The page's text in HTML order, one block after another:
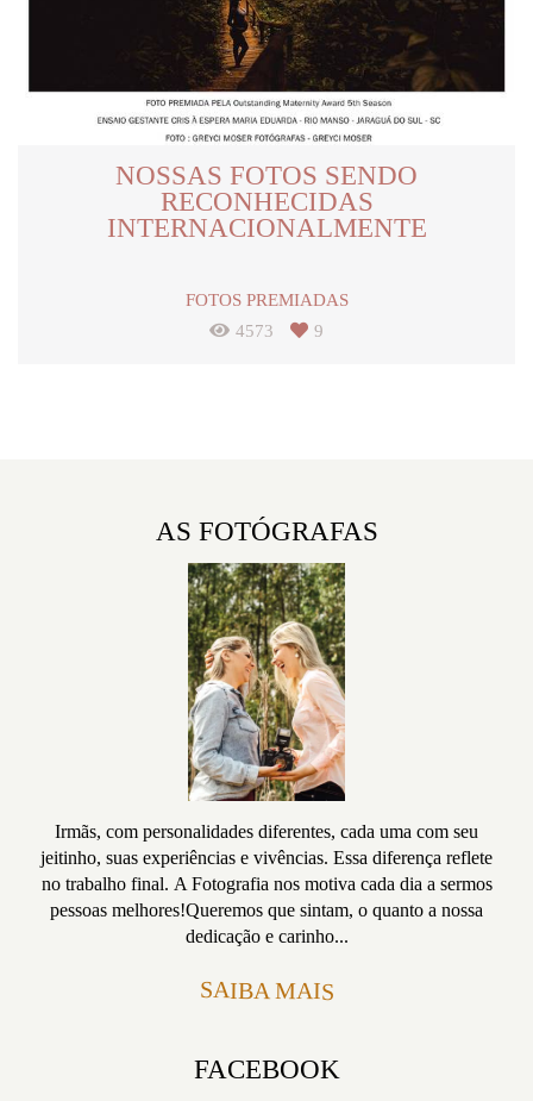
NOSSAS FOTOS SENDO
RECONHECIDAS
INTERNACIONALMENTE
FOTOS PREMIADAS
4573
9
AS FOTÓGRAFAS
Irmãs, com personalidades diferentes, cada uma com seu
jeitinho, suas experiências e vivências. Essa diferença reflete
no trabalho final. A Fotografia nos motiva cada dia a sermos
pessoas melhores!Queremos que sintam, o quanto a nossa
dedicação e carinho...
SAIBA MAIS
FACEBOOK